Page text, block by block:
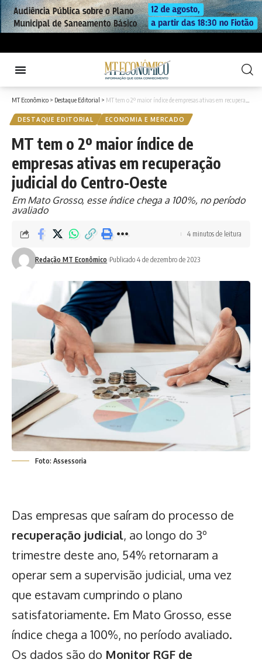
MT Econômico > Destaque Editorial > MT tem o 2º maior índice de empresas ativas em recuperação judicial do Centro-Oeste
DESTAQUE EDITORIAL ECONOMIA E MERCADO
MT tem o 2º maior índice de
empresas ativas em recuperação
judicial do Centro-Oeste
Em Mato Grosso, esse índice chega a 100%, no período
avaliado
Redação MT Econômico Publicado 4 de dezembro de 2023
4 minutos de leitura
Foto: Assessoria
Das empresas que saíram do processo de
recuperação judicial, ao longo do 3º
trimestre deste ano, 54% retornaram a
operar sem a supervisão judicial, uma vez
que estavam cumprindo o plano
satisfatoriamente. Em Mato Grosso, esse
índice chega a 100%, no período avaliado.
Os dados são do Monitor RGF de